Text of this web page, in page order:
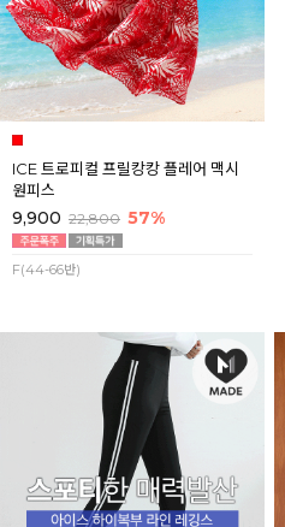
ICE 트로피컬 프릴캉캉 플레어 맥시
원피스
9,900 22,800 57%
F(44-66반)